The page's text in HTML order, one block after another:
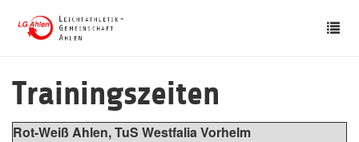
Trainingszeiten
Rot-Weiß Ahlen, TuS Westfalia Vorhelm